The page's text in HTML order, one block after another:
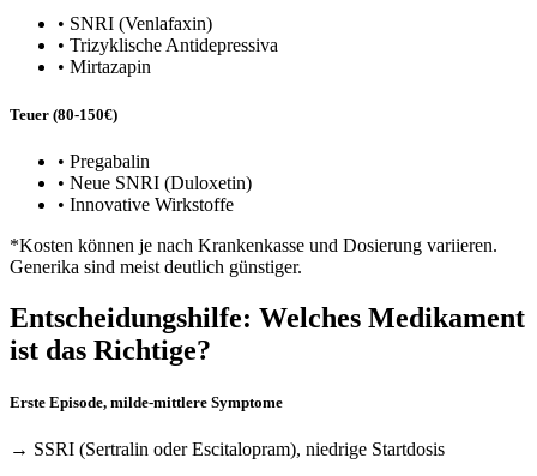
• SNRI (Venlafaxin)
• Trizyklische Antidepressiva
• Mirtazapin
Teuer (80-150€)
• Pregabalin
• Neue SNRI (Duloxetin)
• Innovative Wirkstoffe
*Kosten können je nach Krankenkasse und Dosierung variieren.
Generika sind meist deutlich günstiger.
Entscheidungshilfe: Welches Medikament
ist das Richtige?
Erste Episode, milde-mittlere Symptome
→ SSRI (Sertralin oder Escitalopram), niedrige Startdosis